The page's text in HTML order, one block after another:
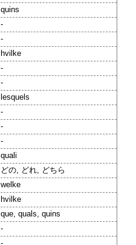
quins
-
-
hvilke
-
-
lesquels
-
-
-
quali
どの, どれ, どちら
welke
hvilke
que, quals, quins
-
-